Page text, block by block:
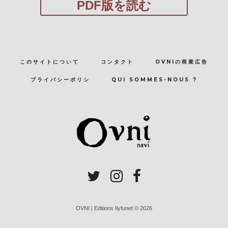
PDF版を読む
このサイトについて コンタクト OVNIの商業広告
プライバシーポリシ QUI SOMMES-NOUS ?
OVNI | Editions Ilyfunet © 2026